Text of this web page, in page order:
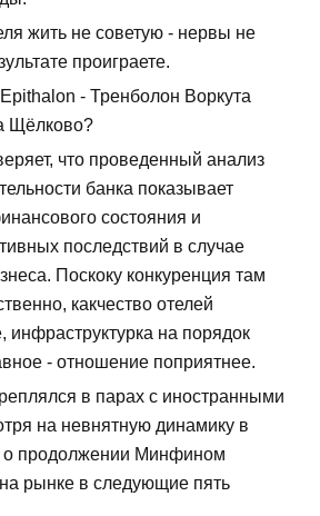
жить не советую - нервы не
проиграете.
- Тренболон Воркута
Щёлково?
что проведенный анализ
банка показывает
состояния и
последствий в случае
Поскоку конкуренция там
какчество отелей
инфраструктурка на порядок
- отношение поприятнее.
в парах с иностранными
на невнятную динамику в
о продолжении Минфином
рынке в следующие пять